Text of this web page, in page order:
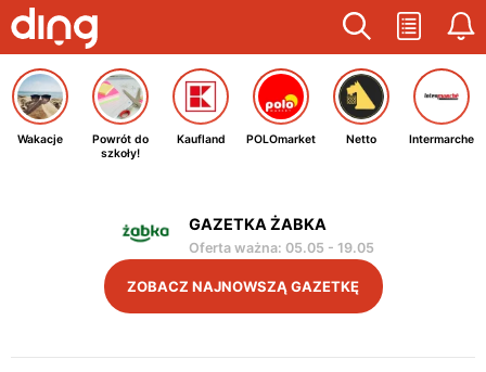
Wakacje
Powrót do
szkoły!
Kaufland POLOmarket Netto Intermarche
GAZETKA ŻABKA
Oferta ważna: 05.05 - 19.05
ZOBACZ NAJNOWSZĄ GAZETKĘ